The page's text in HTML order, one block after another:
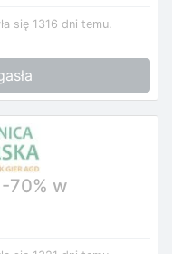
się 1316 dni temu.
70% w